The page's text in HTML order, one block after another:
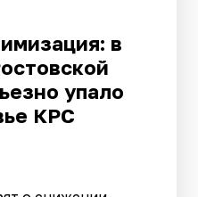
в
упало
КРС